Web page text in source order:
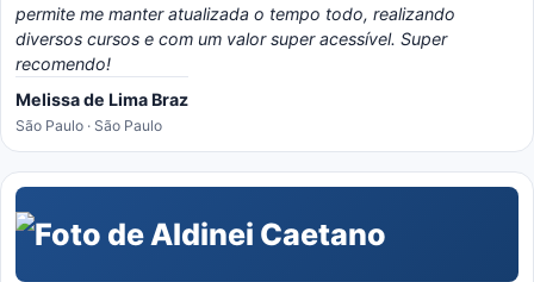
permite me manter atualizada o tempo todo, realizando
diversos cursos e com um valor super acessível. Super
recomendo!
Melissa de Lima Braz
São Paulo · São Paulo